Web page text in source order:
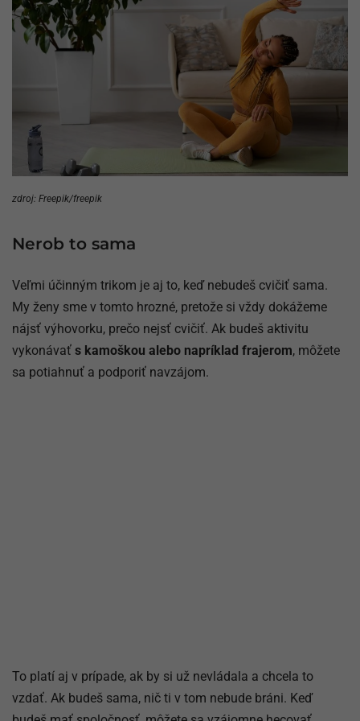
zdroj: Freepik/freepik
Nerob to sama
Veľmi účinným trikom je aj to, keď nebudeš cvičiť sama.
My ženy sme v tomto hrozné, pretože si vždy dokážeme
nájsť výhovorku, prečo nejsť cvičiť. Ak budeš aktivitu
vykonávať s kamoškou alebo napríklad frajerom, môžete
sa potiahnuť a podporiť navzájom.
To platí aj v prípade, ak by si už nevládala a chcela to
vzdať. Ak budeš sama, nič ti v tom nebude bráni. Keď